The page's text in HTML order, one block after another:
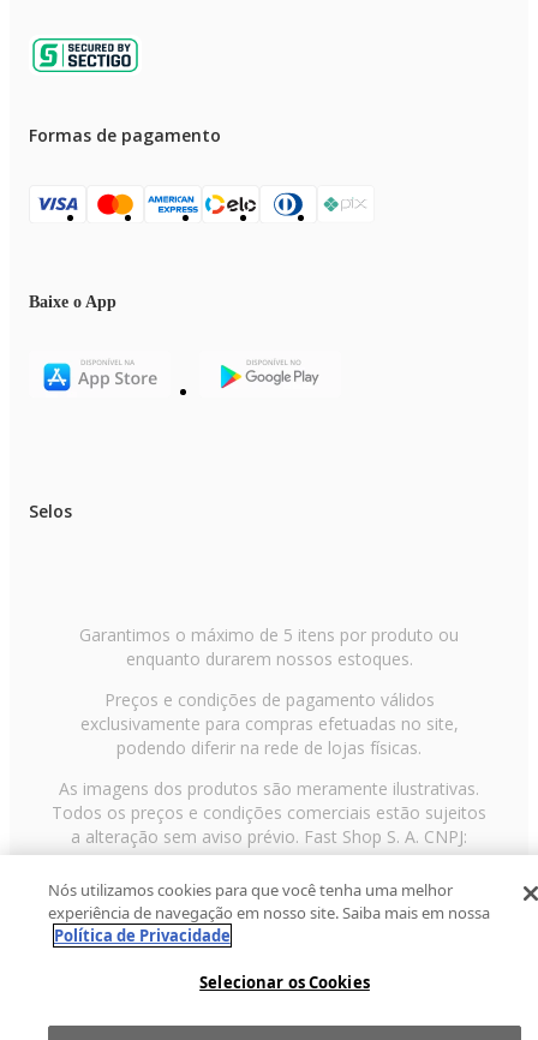
Formas de pagamento
Baixe o App
Selos
Garantimos o máximo de 5 itens por produto ou
enquanto durarem nossos estoques.
Preços e condições de pagamento válidos
exclusivamente para compras efetuadas no site,
podendo diferir na rede de lojas físicas.
As imagens dos produtos são meramente ilustrativas.
Todos os preços e condições comerciais estão sujeitos
a alteração sem aviso prévio. Fast Shop S. A. CNPJ:
43.708.379/0001-00
Avenida Zaki Narchi, nº 1650, sobreloja, Carandiru, São
Paulo/SP, CEP 02029-001, Telefone: 11 3003-3728 ©
2013 Fast Shop - Todos os direitos reservados
Nós utilizamos cookies para que você tenha uma melhor
experiência de navegação em nosso site. Saiba mais em nossa
Política de Privacidade
Selecionar os Cookies